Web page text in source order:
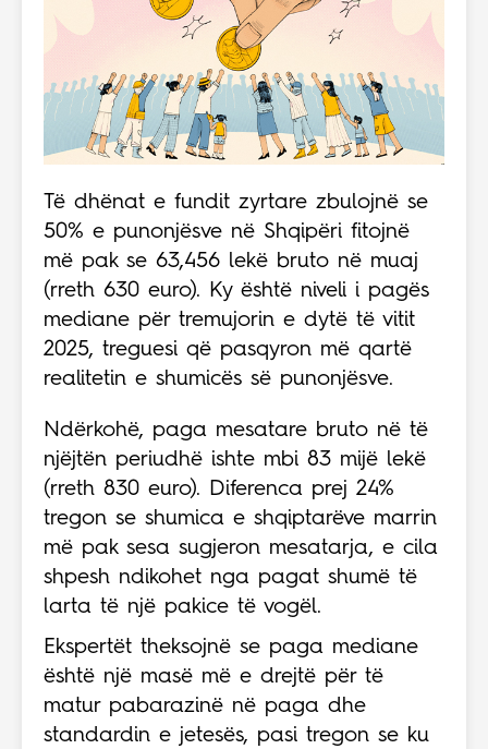
Të dhënat e fundit zyrtare zbulojnë se
50% e punonjësve në Shqipëri fitojnë
më pak se 63,456 lekë bruto në muaj
(rreth 630 euro). Ky është niveli i pagës
mediane për tremujorin e dytë të vitit
2025, treguesi që pasqyron më qartë
realitetin e shumicës së punonjësve.
Ndërkohë, paga mesatare bruto në të
njëjtën periudhë ishte mbi 83 mijë lekë
(rreth 830 euro). Diferenca prej 24%
tregon se shumica e shqiptarëve marrin
më pak sesa sugjeron mesatarja, e cila
shpesh ndikohet nga pagat shumë të
larta të një pakice të vogël.
Ekspertët theksojnë se paga mediane
është një masë më e drejtë për të
matur pabarazinë në paga dhe
standardin e jetesës, pasi tregon se ku